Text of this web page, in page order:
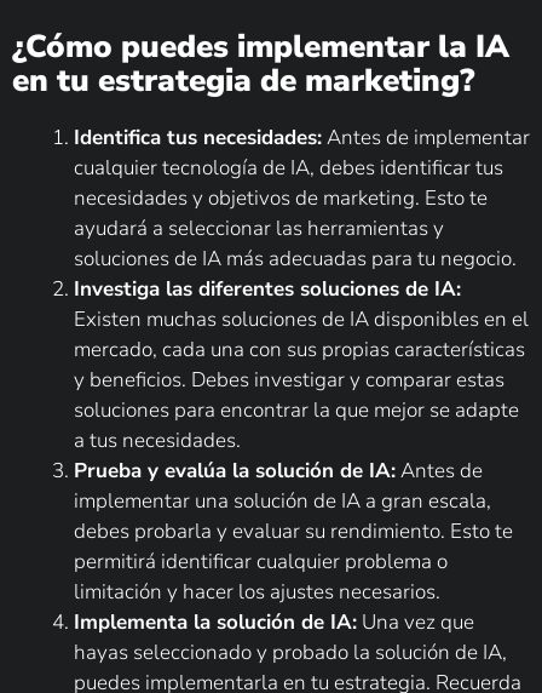
¿Cómo puedes implementar la IA
en tu estrategia de marketing?
Identifica tus necesidades:Antes de implementar
cualquier tecnología de IA, debes identificar tus
necesidades y objetivos de marketing. Esto te
ayudará a seleccionar las herramientas y
soluciones de IA más adecuadas para tu negocio.
Investiga las diferentes soluciones de IA:
Existen muchas soluciones de IA disponibles en el
mercado, cada una con sus propias características
y beneficios. Debes investigar y comparar estas
soluciones para encontrar la que mejor se adapte
a tus necesidades.
Prueba y evalúa la solución de IA:Antes de
implementar una solución de IA a gran escala,
debes probarla y evaluar su rendimiento. Esto te
permitirá identificar cualquier problema o
limitación y hacer los ajustes necesarios.
Implementa la solución de IA: Una vez que
hayas seleccionado y probado la solución de IA,
puedes implementarla en tu estrategia. Recuerda